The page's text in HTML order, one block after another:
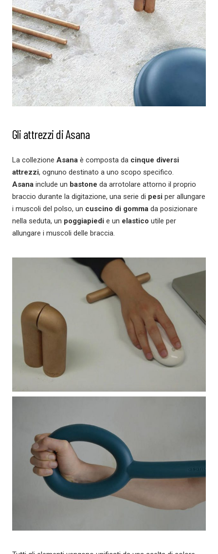
Gli attrezzi di Asana
La collezione Asana è composta da cinque diversi
attrezzi, ognuno destinato a uno scopo specifico.
Asana include un bastone da arrotolare attorno il proprio
braccio durante la digitazione, una serie di pesi per allungare
i muscoli del polso, un cuscino di gomma da posizionare
nella seduta, un poggiapiedi e un elastico utile per
allungare i muscoli delle braccia.